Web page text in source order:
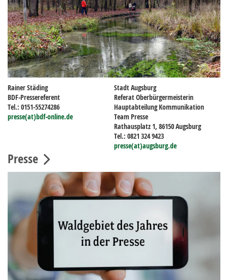
Rainer Städing
BDF-Pressereferent
Tel.: 0151-55274286
presse(at)bdf-online.de
Stadt Augsburg
Referat Oberbürgermeisterin
Hauptabteilung Kommunikation
Team Presse
Rathausplatz 1, 86150 Augsburg
Tel.: 0821 324 9423
presse(at)augsburg.de
Presse